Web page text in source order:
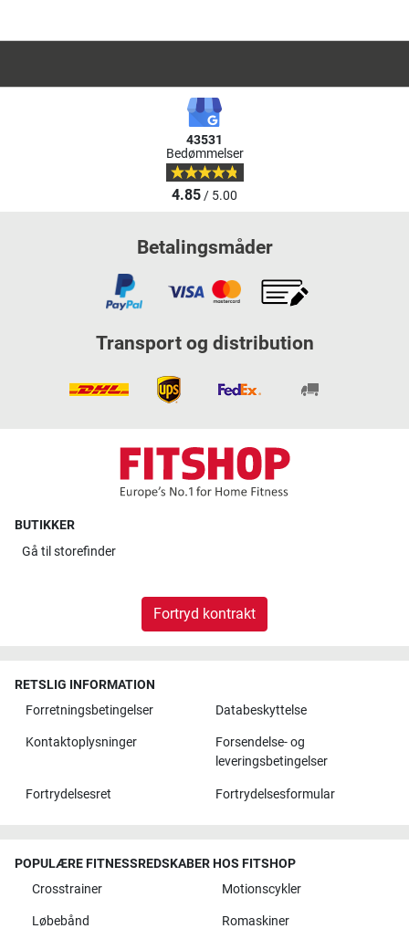
43531
Bedømmelser
4.85/ 5.00
Betalingsmåder
Transport og distribution
BUTIKKER
Gå til storefinder
Fortryd kontrakt
RETSLIG INFORMATION
Forretningsbetingelser
Databeskyttelse
Kontaktoplysninger
Forsendelse- og
leveringsbetingelser
Fortrydelsesret Fortrydelsesformular
POPULÆRE FITNESSREDSKABER HOS FITSHOP
Crosstrainer
Motionscykler
Løbebånd Romaskiner